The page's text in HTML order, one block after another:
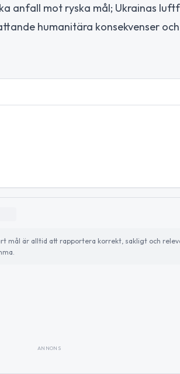
anfall mot ryska mål; Ukrainas
humanitära konsekvenser och
mål är alltid att rapportera korrekt, sakligt och
ANNONS